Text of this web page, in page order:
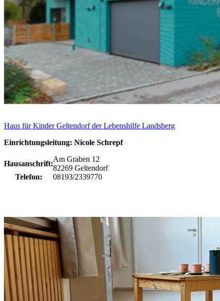
Haus für Kinder Geltendorf der Lebenshilfe Landsberg
Einrichtungsleitung: Nicole Schrepf
Hausanschrift:
Am Graben 12
82269 Geltendorf
Telefon:
08193/2339770